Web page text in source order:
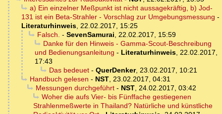
a) Ein einzelner Meßpunkt ist nicht aussagekräftig, b) Jod-
131 ist ein Beta-Strahler - Vorschlag zur Umgebungsmessung -
Literaturhinweis, 22.02.2017, 15:25
Falsch. - SevenSamurai, 22.02.2017, 15:59
Danke für den Hinweis - Gamma-Scout-Beschreibung
und Bedienungsanleitung - Literaturhinweis, 22.02.2017,
17:43
Das bedeuet- QuerDenker, 23.02.2017, 10:21
Handbuch gelesen - NST, 23.02.2017, 04:31
Messungen durchgeführt- NST, 24.02.2017, 03:42
Woher die aufs Vier- bis Fünffache gestiegenen
Strahlenmeßwerte in Thailand? Natürliche und künstliche